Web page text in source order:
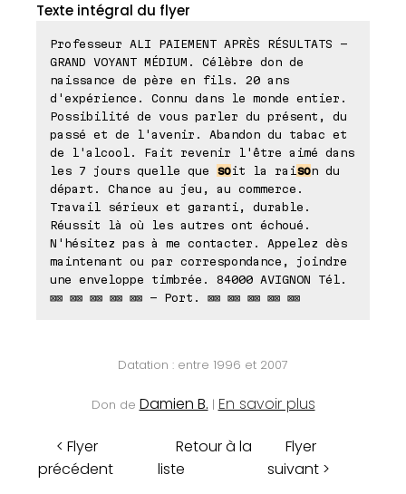
Texte intégral du flyer
Professeur ALI PAIEMENT APRÈS RÉSULTATS -
GRAND VOYANT MÉDIUM. Célèbre don de
naissance de père en fils. 20 ans
d'expérience. Connu dans le monde entier.
Possibilité de vous parler du présent, du
passé et de l'avenir. Abandon du tabac et
de l'alcool. Fait revenir l'être aimé dans
les 7 jours quelle que soit la rai son du
départ. Chance au jeu, au commerce.
Travail sérieux et garanti, durable.
Réussit là où les autres ont échoué.
N'hésitez pas à me contacter. Appelez dès
maintenant ou par correspondance, joindre
une enveloppe timbrée. 84000 AVIGNON Tél.
⊠⊠ ⊠⊠ ⊠⊠ ⊠⊠ ⊠⊠ - Port. ⊠⊠ ⊠⊠ ⊠⊠ ⊠⊠ ⊠⊠
Datation : entre 1996 et 2007
Don de Damien B. | En savoir plus
< Flyer
précédent
Retour à la
liste
Flyer
suivant >